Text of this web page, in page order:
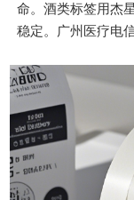
命。酒类标签用杰
稳定。广州医疗电